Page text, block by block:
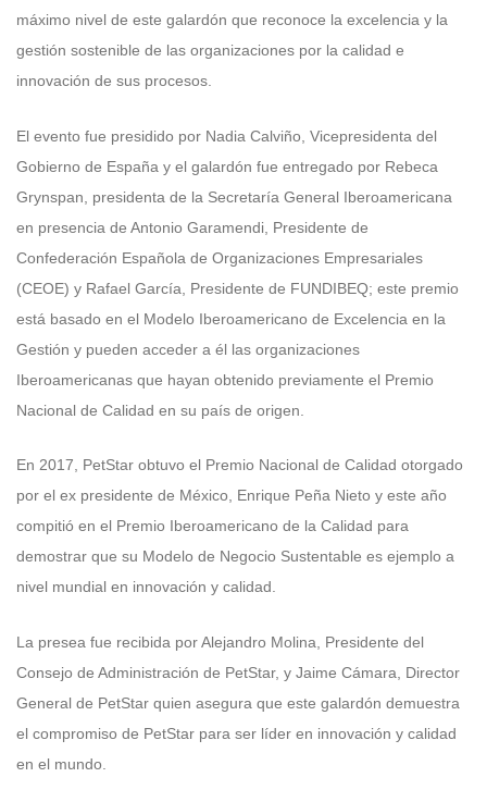
máximo nivel de este galardón que reconoce la excelencia y la
gestión sostenible de las organizaciones por la calidad e
innovación de sus procesos.
El evento fue presidido por Nadia Calviño, Vicepresidenta del
Gobierno de España y el galardón fue entregado por Rebeca
Grynspan, presidenta de la Secretaría General Iberoamericana
en presencia de Antonio Garamendi, Presidente de
Confederación Española de Organizaciones Empresariales
(CEOE) y Rafael García, Presidente de FUNDIBEQ; este premio
está basado en el Modelo Iberoamericano de Excelencia en la
Gestión y pueden acceder a él las organizaciones
Iberoamericanas que hayan obtenido previamente el Premio
Nacional de Calidad en su país de origen.
En 2017, PetStar obtuvo el Premio Nacional de Calidad otorgado
por el ex presidente de México, Enrique Peña Nieto y este año
compitió en el Premio Iberoamericano de la Calidad para
demostrar que su Modelo de Negocio Sustentable es ejemplo a
nivel mundial en innovación y calidad.
La presea fue recibida por Alejandro Molina, Presidente del
Consejo de Administración de PetStar, y Jaime Cámara, Director
General de PetStar quien asegura que este galardón demuestra
el compromiso de PetStar para ser líder en innovación y calidad
en el mundo.